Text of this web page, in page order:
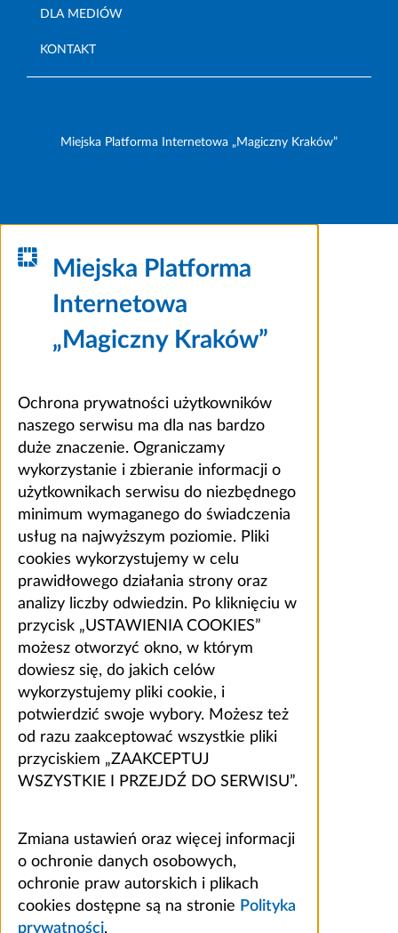
DLA MEDIÓW
KONTAKT
Miejska Platforma Internetowa „Magiczny Kraków”
Miejska Platforma
Internetowa
„Magiczny Kraków”
Ochrona prywatności użytkowników
naszego serwisu ma dla nas bardzo
duże znaczenie. Ograniczamy
wykorzystanie i zbieranie informacji o
użytkownikach serwisu do niezbędnego
minimum wymaganego do świadczenia
usług na najwyższym poziomie. Pliki
cookies wykorzystujemy w celu
prawidłowego działania strony oraz
analizy liczby odwiedzin. Po kliknięciu w
przycisk „USTAWIENIA COOKIES”
możesz otworzyć okno, w którym
dowiesz się, do jakich celów
wykorzystujemy pliki cookie, i
potwierdzić swoje wybory. Możesz też
od razu zaakceptować wszystkie pliki
przyciskiem „ZAAKCEPTUJ
WSZYSTKIE I PRZEJDŹ DO SERWISU”.
Zmiana ustawień oraz więcej informacji
o ochronie danych osobowych,
ochronie praw autorskich i plikach
cookies dostępne są na stronie Polityka
prywatności.